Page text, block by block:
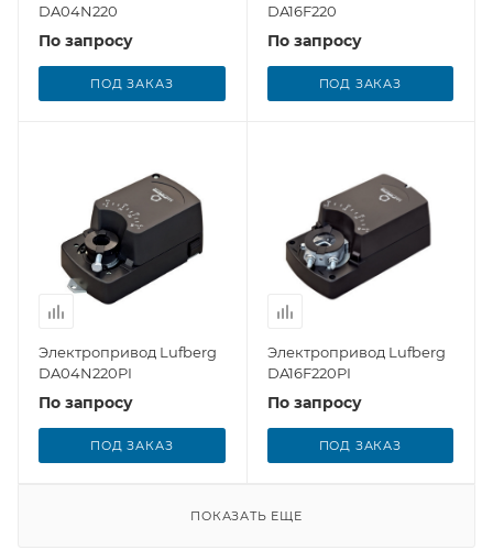
DA04N220
По запросу
ПОД ЗАКАЗ
DA16F220
По запросу
ПОД ЗАКАЗ
Электропривод Lufberg
DA04N220PI
По запросу
ПОД ЗАКАЗ
Электропривод Lufberg
DA16F220PI
По запросу
ПОД ЗАКАЗ
ПОКАЗАТЬ ЕЩЕ